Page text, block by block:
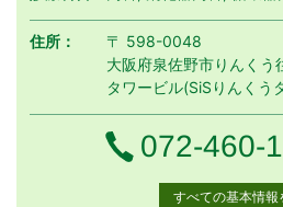
住所：
〒 598-0048
大阪府泉佐野市りんくう
タワービル(SiSりんくう
電話番号
072-460-
すべての基本情報